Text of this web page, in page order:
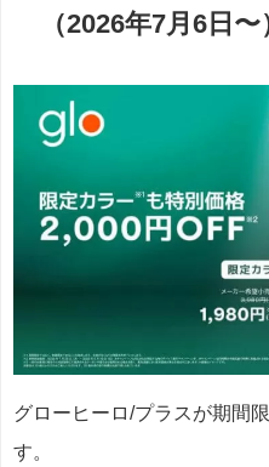
（2026年7月6日〜
グローヒーロ/プラスが期間
す。